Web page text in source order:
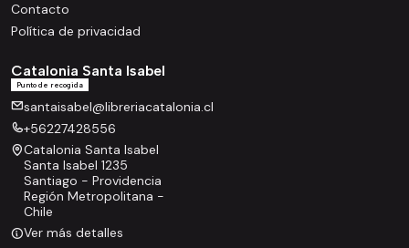
Contacto
Política de privacidad
Catalonia Santa Isabel
Punto de recogida
santaisabel@libreriacatalonia.cl
+56227428556
Catalonia Santa Isabel
Santa Isabel 1235
Santiago - Providencia
Región Metropolitana -
Chile
Ver más detalles